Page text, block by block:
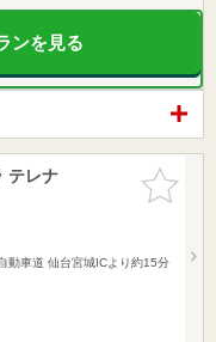
ンを見る
お気に入
りに追加
テレナ
動車道 仙台宮城ICより約15分